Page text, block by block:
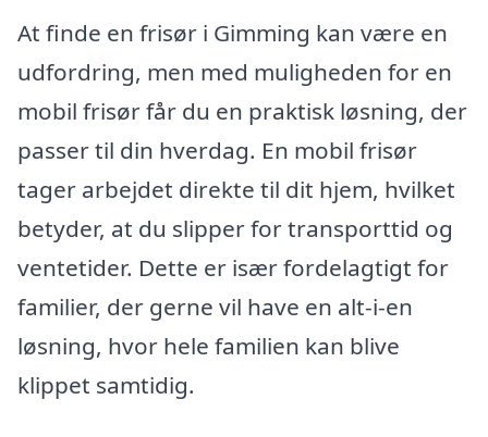
At finde en frisør i Gimming kan være en
udfordring, men med muligheden for en
mobil frisør får du en praktisk løsning, der
passer til din hverdag. En mobil frisør
tager arbejdet direkte til dit hjem, hvilket
betyder, at du slipper for transporttid og
ventetider. Dette er især fordelagtigt for
familier, der gerne vil have en alt-i-en
løsning, hvor hele familien kan blive
klippet samtidig.